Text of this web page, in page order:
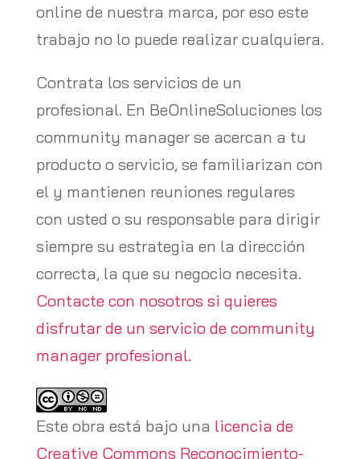
online de nuestra marca, por eso este
trabajo no lo puede realizar cualquiera.
Contrata los servicios de un
profesional. En BeOnlineSoluciones los
community manager se acercan a tu
producto o servicio, se familiarizan con
el y mantienen reuniones regulares
con usted o su responsable para dirigir
siempre su estrategia en la dirección
correcta, la que su negocio necesita.
Contacte con nosotros si quieres
disfrutar de un servicio de community
manager profesional.
Este obra está bajo una licencia de
Creative Commons Reconocimiento-